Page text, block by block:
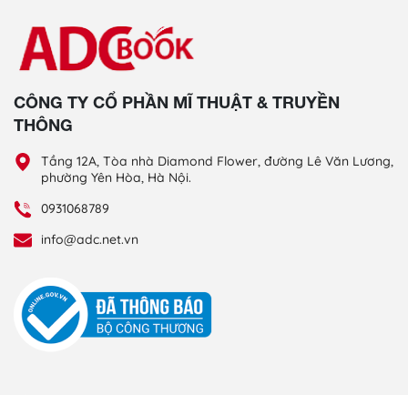
CÔNG TY CỔ PHẦN MĨ THUẬT & TRUYỀN
THÔNG
Tầng 12A, Tòa nhà Diamond Flower, đường Lê Văn Lương,
phường Yên Hòa, Hà Nội.
0931068789
info@adc.net.vn